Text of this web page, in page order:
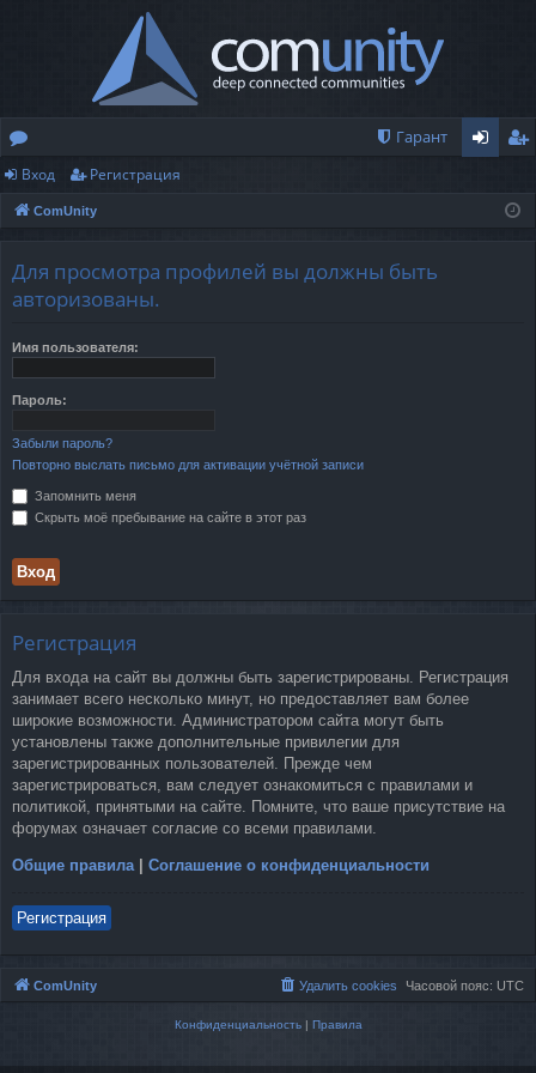
о
ру
ы
Гарант
ис
Вход Регистрация
ComUnity
Для просмотра профилей вы должны быть
авторизованы.
Имя пользователя:
Пароль:
Забыли пароль?
Повторно выслать письмо для активации учётной записи
Запомнить меня
Скрыть моё пребывание на сайте в этот раз
Регистрация
Для входа на сайт вы должны быть зарегистрированы. Регистрация
занимает всего несколько минут, но предоставляет вам более
широкие возможности. Администратором сайта могут быть
установлены также дополнительные привилегии для
зарегистрированных пользователей. Прежде чем
зарегистрироваться, вам следует ознакомиться с правилами и
политикой, принятыми на сайте. Помните, что ваше присутствие на
форумах означает согласие со всеми правилами.
Общие правила | Соглашение о конфиденциальности
Регистрация
ComUnity Часовой пояс: UTC
Удалить cookies
Конфиденциальность| Правила